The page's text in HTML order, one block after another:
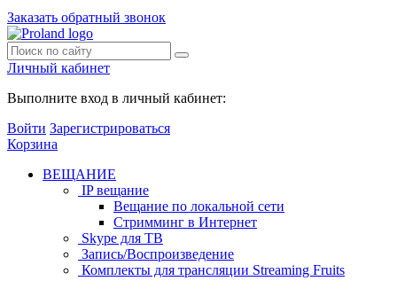
Заказать обратный звонок
Личный кабинет
Выполните вход в личный кабинет:
Войти Зарегистрироваться
Корзина
ВЕЩАНИЕ
IP вещание
Вещание по локальной сети
Стримминг в Интернет
Skype для ТВ
Запись/Воспроизведение
Комплекты для трансляции Streaming Fruits